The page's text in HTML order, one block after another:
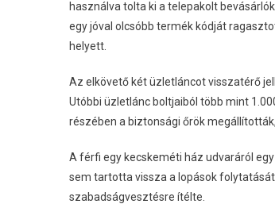
használva tolta ki a telepakolt
egy jóval olcsóbb termék kódját
helyett.
Az elkövető két üzletláncot visszatérő
Utóbbi üzletlánc boltjaiból több mint
részében a biztonsági őrök
A férfi egy kecskeméti ház udvaráról
sem tartotta vissza a lopások
szabadságvesztésre ítélte.